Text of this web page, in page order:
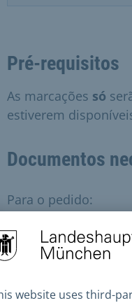
Pré-requisitos
As marcações só
estiverem
Documentos
Para o pedido:
a ordem do
Culturais para
Educação e dos